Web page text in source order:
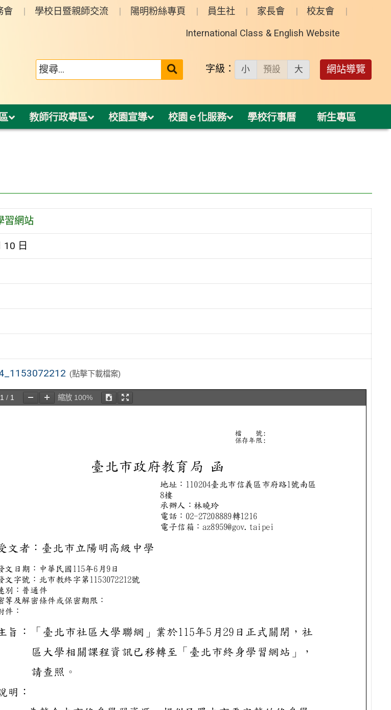
會 學校日暨親師交流 陽明粉絲專頁 員生社 家長會 校友會
International Class & English Website
送出 字級： 小 預設 大 網站導覽
教師行政專區 校園宣導 校園ｅ化服務 學校行事曆 新生專區
習網站
10 日
(點擊下載檔案)
1 / 1 縮放 100%